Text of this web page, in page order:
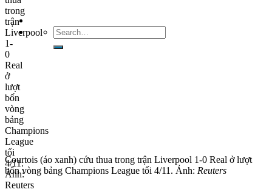
Search
for:
Courtois (áo xanh) cứu thua trong trận Liverpool 1-0 Real ở lượt
bốn vòng bảng Champions League tối 4/11. Ảnh: Reuters